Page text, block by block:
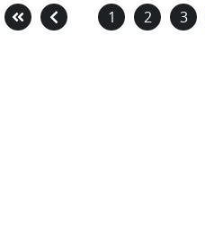
1 2 3